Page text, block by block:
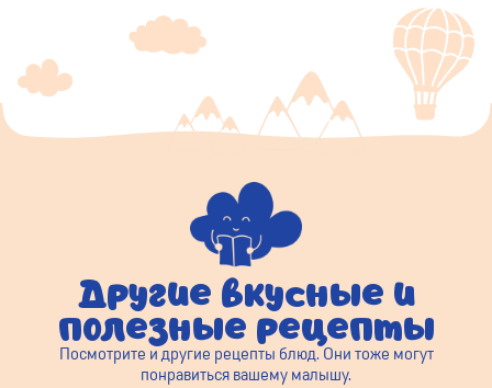
Другие вкусные и
полезные рецепты
Посмотрите и другие рецепты блюд. Они тоже могут
понравиться вашему малышу.